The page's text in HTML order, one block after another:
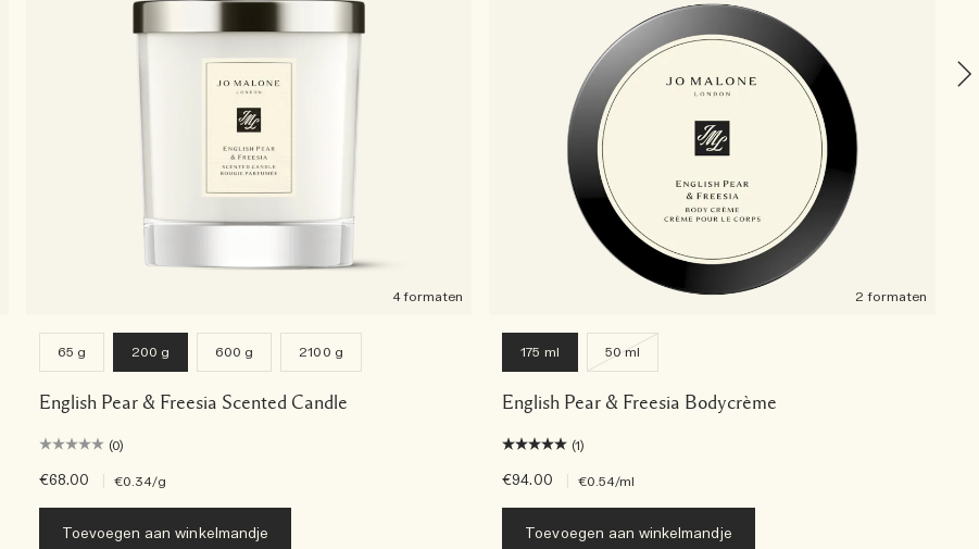
4 formaten
65 g 200 g 600 g 2100 g
English Pear & Freesia Scented Candle
(0)
€68.00 €0.34/g
Toevoegen aan winkelmandje
2 formaten
175 ml 50 ml
English Pear & Freesia Bodycrème
(1)
€94.00 €0.54/ml
Toevoegen aan winkelmandje